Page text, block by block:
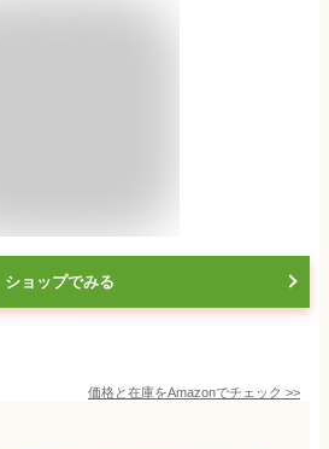
ショップでみる
価格と在庫をAmazonでチェック >>